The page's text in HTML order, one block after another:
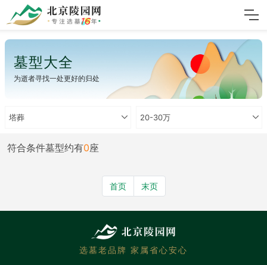
墓型大全
为逝者寻找一处更好的归处
塔葬 20-30万
符合条件墓型约有0座
首页 末页
选墓老品牌 家属省心安心